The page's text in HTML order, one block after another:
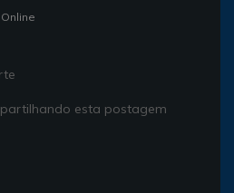
esta postagem